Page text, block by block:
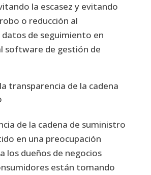
la escasez y evitando
o reducción al
de seguimiento en
software de gestión de
transparencia de la cadena
de la cadena de suministro
en una preocupación
los dueños de negocios
están tomando